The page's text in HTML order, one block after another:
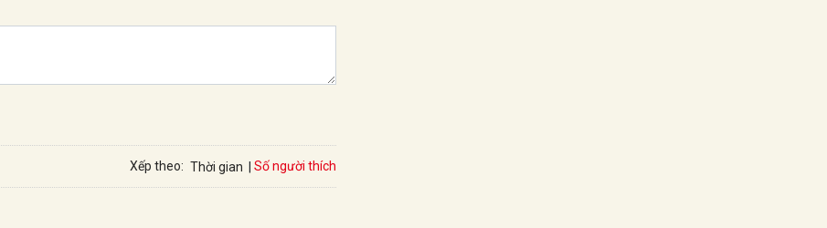
Xếp theo: Thời gian Số người thích